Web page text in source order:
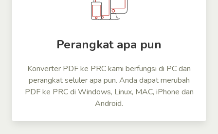
Perangkat apa pun
Konverter PDF ke PRC kami berfungsi di PC dan
perangkat seluler apa pun. Anda dapat merubah
PDF ke PRC di Windows, Linux, MAC, iPhone dan
Android.